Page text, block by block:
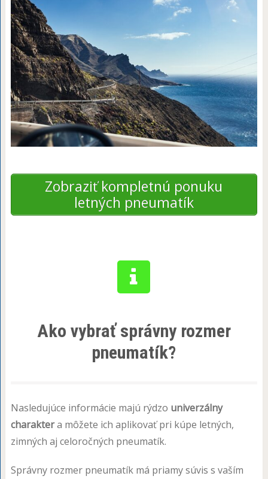
Zobraziť kompletnú ponuku
letných pneumatík
Ako vybrať správny rozmer
pneumatík?
Nasledujúce informácie majú rýdzo univerzálny
charaktera môžete ich aplikovať pri kúpe letných,
zimných aj celoročných pneumatík.
Správny rozmer pneumatík má priamy súvis s vaším